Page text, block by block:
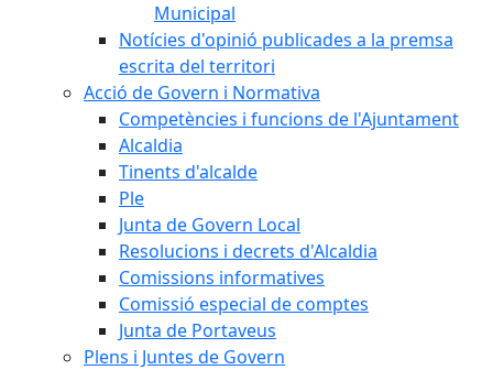
Municipal
Notícies d'opinió publicades a la premsa
escrita del territori
Acció de Govern i Normativa
Competències i funcions de l'Ajuntament
Alcaldia
Tinents d'alcalde
Ple
Junta de Govern Local
Resolucions i decrets d'Alcaldia
Comissions informatives
Comissió especial de comptes
Junta de Portaveus
Plens i Juntes de Govern